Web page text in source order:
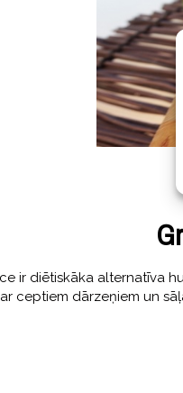
ir diētiskāka alternatīva
ceptiem dārzeņiem un